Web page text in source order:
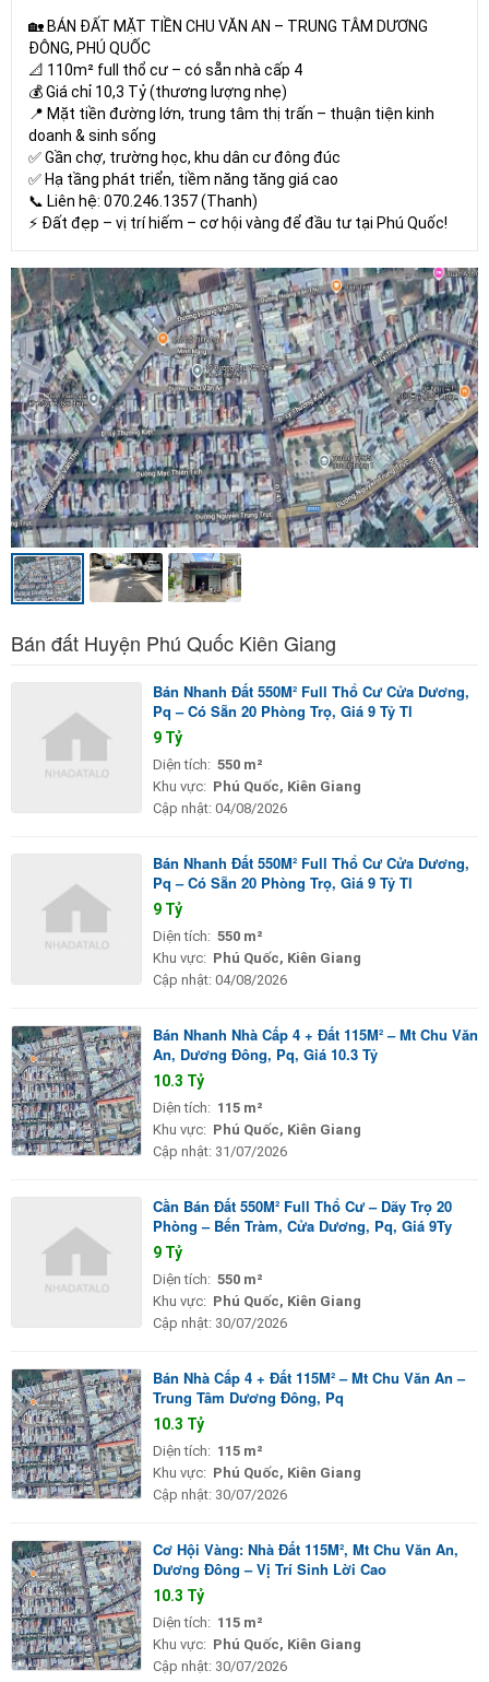
🏡 BÁN ĐẤT MẶT TIỀN CHU VĂN AN – TRUNG TÂM DƯƠNG
ĐÔNG, PHÚ QUỐC
📐 110m² full thổ cư – có sẵn nhà cấp 4
💰 Giá chỉ 10,3 Tỷ (thương lượng nhẹ)
📍 Mặt tiền đường lớn, trung tâm thị trấn – thuận tiện kinh
doanh & sinh sống
✅ Gần chợ, trường học, khu dân cư đông đúc
✅ Hạ tầng phát triển, tiềm năng tăng giá cao
📞 Liên hệ: 070.246.1357 (Thanh)
⚡ Đất đẹp – vị trí hiếm – cơ hội vàng để đầu tư tại Phú Quốc!
Bán đất Huyện Phú Quốc Kiên Giang
Bán Nhanh Đất 550M² Full Thổ Cư Cửa Dương,
Pq – Có Sẵn 20 Phòng Trọ, Giá 9 Tỷ Tl
9 Tỷ
Diện tích: 550 m²
Khu vực: Phú Quốc, Kiên Giang
Cập nhật: 04/08/2026
Bán Nhanh Đất 550M² Full Thổ Cư Cửa Dương,
Pq – Có Sẵn 20 Phòng Trọ, Giá 9 Tỷ Tl
9 Tỷ
Diện tích: 550 m²
Khu vực: Phú Quốc, Kiên Giang
Cập nhật: 04/08/2026
Bán Nhanh Nhà Cấp 4 + Đất 115M² – Mt Chu Văn
An, Dương Đông, Pq, Giá 10.3 Tỷ
10.3 Tỷ
Diện tích: 115 m²
Khu vực: Phú Quốc, Kiên Giang
Cập nhật: 31/07/2026
Cần Bán Đất 550M² Full Thổ Cư – Dãy Trọ 20
Phòng – Bến Tràm, Cửa Dương, Pq, Giá 9Ty
9 Tỷ
Diện tích: 550 m²
Khu vực: Phú Quốc, Kiên Giang
Cập nhật: 30/07/2026
Bán Nhà Cấp 4 + Đất 115M² – Mt Chu Văn An –
Trung Tâm Dương Đông, Pq
10.3 Tỷ
Diện tích: 115 m²
Khu vực: Phú Quốc, Kiên Giang
Cập nhật: 30/07/2026
Cơ Hội Vàng: Nhà Đất 115M², Mt Chu Văn An,
Dương Đông – Vị Trí Sinh Lời Cao
10.3 Tỷ
Diện tích: 115 m²
Khu vực: Phú Quốc, Kiên Giang
Cập nhật: 30/07/2026